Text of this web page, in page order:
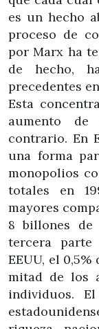
es un hecho
proceso de
por Marx ha
de hecho,
precedentes
Esta
aumento
contrario. En
una forma
monopolios
totales en
mayores
8 billones de
tercera parte
EEUU, el
mitad de los
individuos.